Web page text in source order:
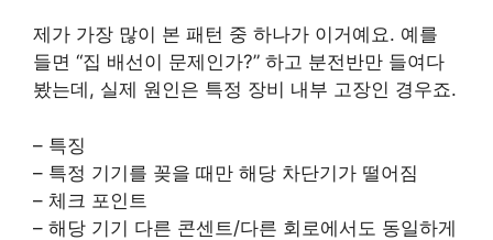
제가 가장 많이 본 패턴 중 하나가 이거예요. 예를
들면 “집 배선이 문제인가?” 하고 분전반만 들여다
봤는데, 실제 원인은 특정 장비 내부 고장인 경우죠.
– 특징
– 특정 기기를 꽂을 때만 해당 차단기가 떨어짐
– 체크 포인트
– 해당 기기 다른 콘센트/다른 회로에서도 동일하게